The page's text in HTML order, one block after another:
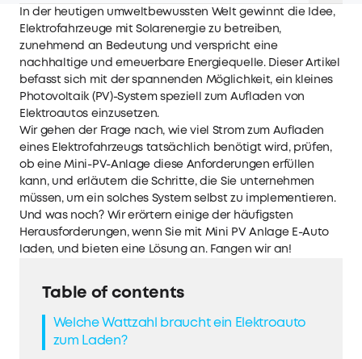
In der heutigen umweltbewussten Welt gewinnt die Idee,
Elektrofahrzeuge mit Solarenergie zu betreiben,
zunehmend an Bedeutung und verspricht eine
nachhaltige und erneuerbare Energiequelle. Dieser Artikel
befasst sich mit der spannenden Möglichkeit, ein kleines
Photovoltaik (PV)-System speziell zum Aufladen von
Elektroautos einzusetzen.
Wir gehen der Frage nach, wie viel Strom zum Aufladen
eines Elektrofahrzeugs tatsächlich benötigt wird, prüfen,
ob eine Mini-PV-Anlage diese Anforderungen erfüllen
kann, und erläutern die Schritte, die Sie unternehmen
müssen, um ein solches System selbst zu implementieren.
Und was noch? Wir erörtern einige der häufigsten
Herausforderungen, wenn Sie mit Mini PV Anlage E-Auto
laden, und bieten eine Lösung an. Fangen wir an!
Table of contents
Welche Wattzahl braucht ein Elektroauto
zum Laden?